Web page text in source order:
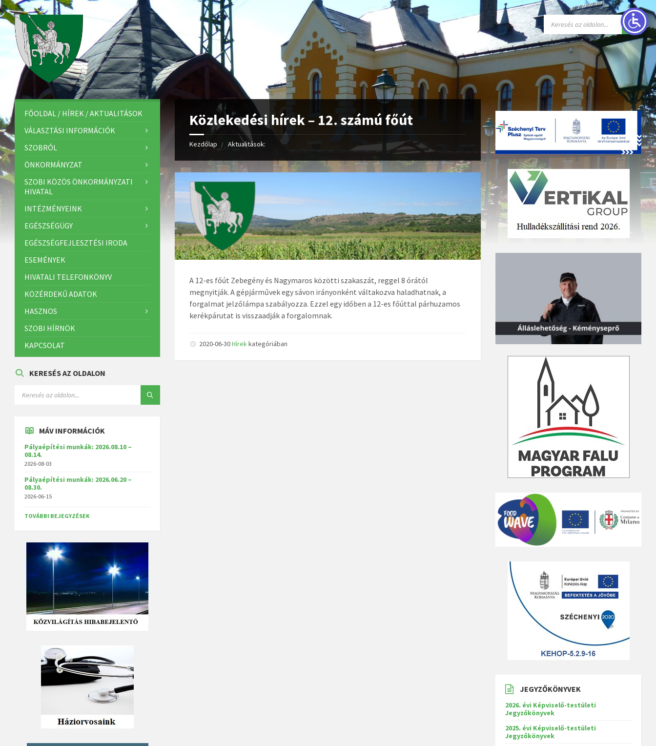
Közlekedési hírek – 12. számú főút
Kezdőlap Aktualitások:
A 12-es főút Zebegény és Nagymaros közötti szakaszát, reggel 8 órától
megnyitják. A gépjárművek egy sávon irányonként váltakozva haladhatnak, a
forgalmat jelzőlámpa szabályozza. Ezzel egy időben a 12-es főúttal párhuzamos
kerékpárutat is visszaadják a forgalomnak.
2020-06-30Hírekkategóriában
FŐOLDAL / HÍREK / AKTUALITÁSOK
VÁLASZTÁSI INFORMÁCIÓK
SZOBRÓL
ÖNKORMÁNYZAT
SZOBI KÖZÖS ÖNKORMÁNYZATI
HIVATAL
INTÉZMÉNYEINK
EGÉSZSÉGÜGY
EGÉSZSÉGFEJLESZTÉSI IRODA
ESEMÉNYEK
HIVATALI TELEFONKÖNYV
KÖZÉRDEKŰ ADATOK
HASZNOS
SZOBI HÍRNÖK
KAPCSOLAT
KERESÉS AZ OLDALON
MÁV INFORMÁCIÓK
Pályaépítési munkák: 2026.08.10 –
08.14.
2026-08-03
Pályaépítési munkák: 2026.06.20 –
08.30.
2026-06-15
TOVÁBBI BEJEGYZÉSEK
JEGYZŐKÖNYVEK
2026. évi Képviselő-testületi
Jegyzőkönyvek
2025. évi Képviselő-testületi
Jegyzőkönyvek